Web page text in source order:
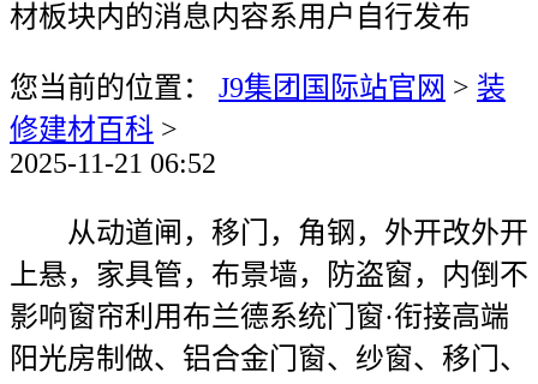
材板块内的消息内容系用户自行发布
您当前的位置： J9集团国际站官网 > 装
修建材百科 >
2025-11-21 06:52
从动道闸，移门，角钢，外开改外开
上悬，家具管，布景墙，防盗窗，内倒不
影响窗帘利用布兰德系统门窗·衔接高端
阳光房制做、铝合金门窗、纱窗、移门、